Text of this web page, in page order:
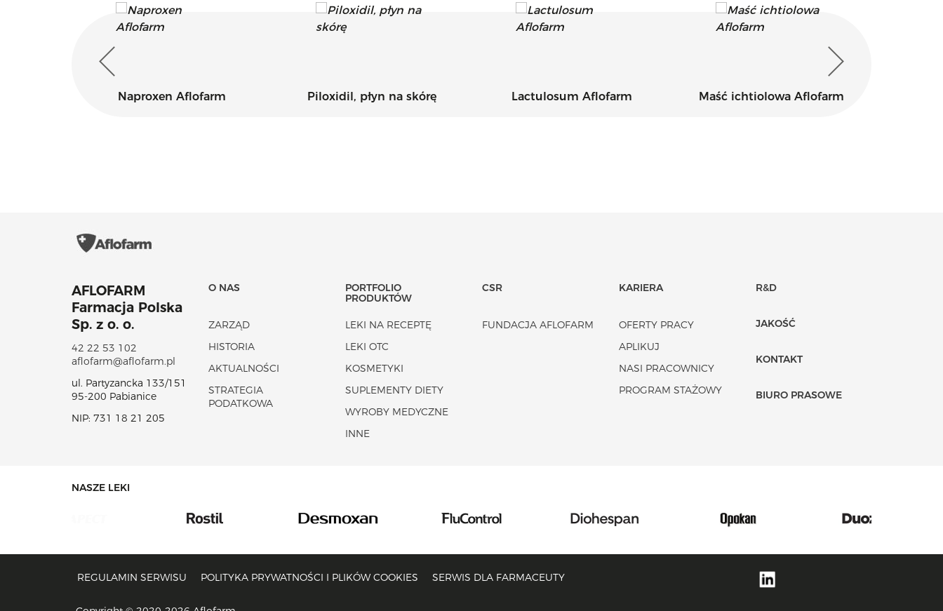
Naproxen Aflofarm Piloxidil, płyn na skórę Lactulosum Aflofarm Maść ichtiolowa Aflofarm
AFLOFARM
Farmacja Polska
Sp. z o. o.
42 22 53 102
aflofarm@aflofarm.pl
ul. Partyzancka 133/151
95-200 Pabianice
NIP: 731 18 21 205
O NAS
ZARZĄD
HISTORIA
AKTUALNOŚCI
STRATEGIA
PODATKOWA
PORTFOLIO
PRODUKTÓW
LEKI NA RECEPTĘ
LEKI OTC
KOSMETYKI
SUPLEMENTY DIETY
WYROBY MEDYCZNE
INNE
CSR
FUNDACJA AFLOFARM
KARIERA
OFERTY PRACY
APLIKUJ
NASI PRACOWNICY
PROGRAM STAŻOWY
R&D
JAKOŚĆ
KONTAKT
BIURO PRASOWE
NASZE LEKI
REGULAMIN SERWISU POLITYKA PRYWATNOŚCI I PLIKÓW COOKIES SERWIS DLA FARMACEUTY